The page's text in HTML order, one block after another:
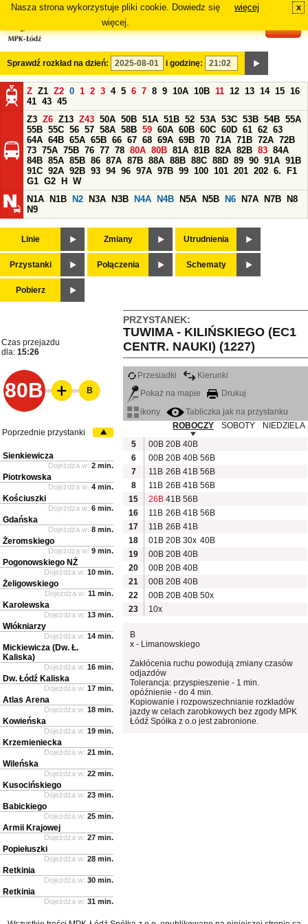
Nasza strona wykorzystuje pliki cookie. Dowiedz się
więcej.
więcej x
Sprawdź rozkład na dzień: i godzinę:
Z Z1 Z2 0 1 2 3 4 5 6 7 8 9 10A 10B 11 12 13 14 15 16
41 43 45
Z3 Z6 Z13 Z43 50A 50B 51A 51B 52 53A 53C 53B 54B 55A
55B 55C 56 57 58A 58B 59 60A 60B 60C 60D 61 62 63
64A 64B 65A 65B 66 67 68 69A 69B 70 71A 71B 72A 72B
73 75A 75B 76 77 78 80A 80B 81A 81B 82A 82B 83 84A
84B 85A 85B 86 87A 87B 88A 88B 88C 88D 89 90 91A 91B
91C 92A 92B 93 94 96 97A 97B 99 100 101 201 202 6.
F1
G1 G2 H
W
N1A
N1B N2 N3A N3B N4A N4B N5A N5B N6 N7A N7B
N8
N9
Linie Zmiany Utrudnienia
Przystanki Połączenia Schematy
Pobierz
PRZYSTANEK:
TUWIMA - KILIŃSKIEGO (EC1
CENTR. NAUKI) (1227)
Czas przejazdu
dla: 15:26
80B
Przesiadki
Kierunki
Pokaż na mapie
Drukuj
ikony
Tabliczka jak na przystanku
ROBOCZY
SOBOTY
NIEDZIELA
5
00B 20B 40B
6
00B 20B 40B 56B
7
11B 26B 41B 56B
8
11B 26B 41B 56B
15
26B 41B 56B
16
11B 26B 41B 56B
17
11B 26B 41B
18
01B 20B 30x 40B
19
00B 20B 40B
20
00B 20B 40B
21
00B 20B 40B
22
00B 20B 40B 50x
23
10x
B
x - Limanowskiego
Zakłócenia ruchu powodują zmiany czasów
odjazdów
Tolerancja: przyspieszenie - 1 min.
opóźnienie - do 4 min.
Kopiowanie i rozpowszechnianie rozkładów
jazdy w celach zarobkowych bez zgody MPK
Łódź Spółka z o.o jest zabronione.
B
Poprzednie przystanki
Sienkiewicza
Dojeżdża w: 2 min.
Piotrkowska
Dojeżdża w: 4 min.
Kościuszki
Dojeżdża w: 6 min.
Gdańska
Dojeżdża w: 8 min.
Żeromskiego
Dojeżdża w: 9 min.
Pogonowskiego NŻ
Dojeżdża w: 10 min.
Żeligowskiego
Dojeżdża w: 11 min.
Karolewska
Dojeżdża w: 13 min.
Włókniarzy
Dojeżdża w: 14 min.
Mickiewicza (Dw. Ł.
Kaliska)
Dojeżdża w: 16 min.
Dw. Łódź Kaliska
Dojeżdża w: 17 min.
Atlas Arena
Dojeżdża w: 18 min.
Kowieńska
Dojeżdża w: 19 min.
Krzemieniecka
Dojeżdża w: 21 min.
Wileńska
Dojeżdża w: 22 min.
Kusocińskiego
Dojeżdża w: 23 min.
Babickiego
Dojeżdża w: 25 min.
Armii Krajowej
Dojeżdża w: 27 min.
Popiełuszki
Dojeżdża w: 28 min.
Retkinia
Dojeżdża w: 30 min.
Retkinia
Dojeżdża w: 31 min.